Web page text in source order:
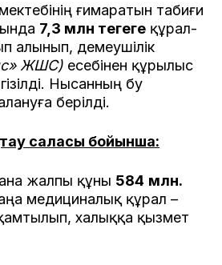
ғимаратын табиғи
7,3 млн теңгеге құрал-
алынып, демеушілік
ЖШС) есебінен құрылыс
Нысанның бу
берілді.
саласы бойынша:
жалпы құны 584 млн.
медициналық құрал –
халыққа қызмет